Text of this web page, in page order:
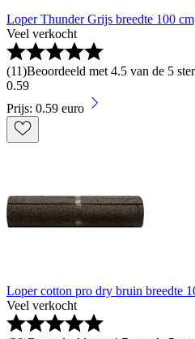
Loper Thunder Grijs breedte 100
Veel verkocht
(11)Beoordeeld met 4.5 van de 5
0.59
Prijs: 0.59 euro
Loper cotton pro dry bruin breedte
Veel verkocht